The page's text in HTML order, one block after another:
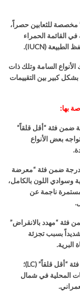
مخصصة للثعابين حصراً،
القائمة الحمراء
الطبيعة (
IUCN
).
الأنواع السامة وتلك ذات
بشكل كبير بين التقييمات
بها:
ضمن فئة “ أقل قلقاً”
بعض الأنواع
.
ضمن فئة “معرضة
وسوادي اللون بالكامل،
ناجمة عن
.
فئة “مهدد بالانقراض”
شديداً بسبب تجزئة
البرية.
“ أقل قلقاً” (
LC
)؛
المحلية في شمال
.